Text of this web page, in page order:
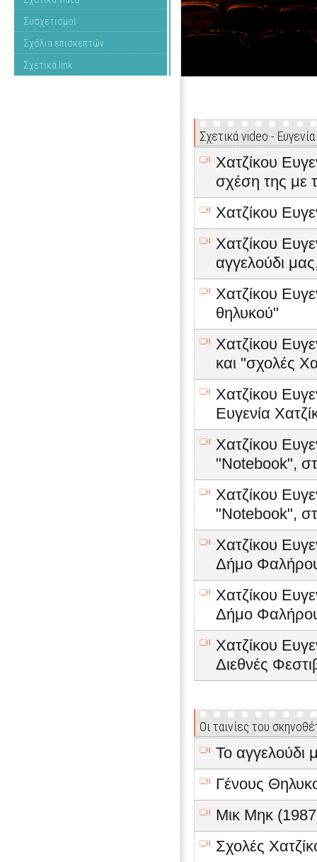
Συσχετισμοί
Σχόλια επισκεπτών
Σχετικά link
Σχετικά video -
Χατζίκου
σχέση της με
Χατζίκου
Χατζίκου
αγγελούδι
Χατζίκου
θηλυκού"
Χατζίκου
και "σχολές
Χατζίκου
Ευγενία
Χατζίκου
"Notebook",
Χατζίκου
"Notebook",
Χατζίκου
Δήμο
Χατζίκου
Δήμο
Χατζίκου
Διεθνές
Οι ταινίες του
Το αγγελούδι
Γένους
Μικ Μηκ
Σχολές